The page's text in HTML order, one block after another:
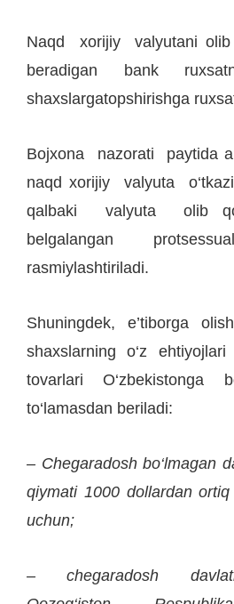
Naqd xorijiy valyutani
beradigan bank
shaxslargatopshirishga
Bojxona nazorati paytida
naqd xorijiy valyuta
qalbaki valyuta olib
belgalangan
rasmiylashtiriladi.
Shuningdek, e’tiborga
shaxslarning o‘z
tovarlari O‘zbekistonga
to‘lamasdan beriladi:
– Chegaradosh bo‘lmagan
qiymati 1000 dollardan ortiq
uchun;
– chegaradosh